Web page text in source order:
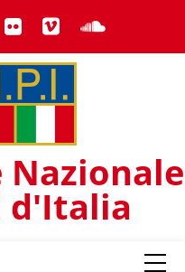
Nazionale
d'Italia